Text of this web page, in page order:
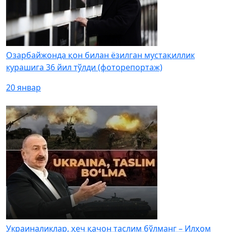
Озарбайжонда қон билан ёзилган мустақиллик
курашига 36 йил тўлди (фоторепортаж)
20 январ
Украиналиклар, ҳеч қачон таслим бўлманг – Илҳом